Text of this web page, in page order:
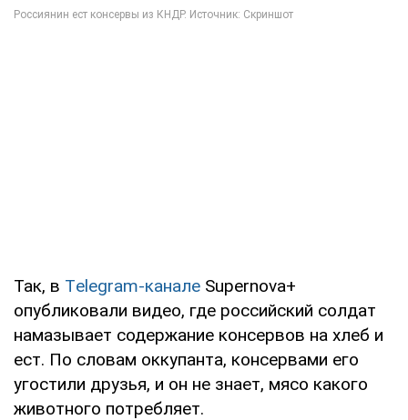
Так, в Тelegram-канале Supernova+
опубликовали видео, где российский солдат
намазывает содержание консервов на хлеб и
ест. По словам оккупанта, консервами его
угостили друзья, и он не знает, мясо какого
животного потребляет.